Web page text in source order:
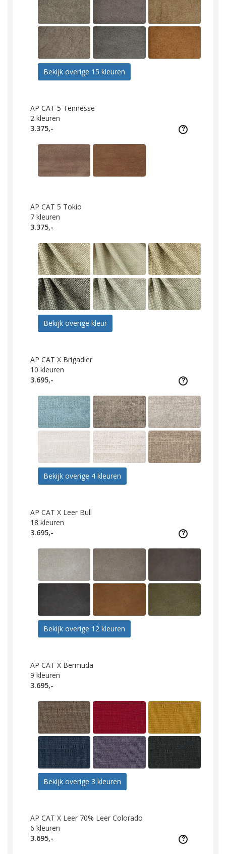
Bekijk overige 15 kleuren
AP CAT 5 Tennesse
2 kleuren
3.375,-
AP CAT 5 Tokio
7 kleuren
3.375,-
Bekijk overige kleur
AP CAT X Brigadier
10 kleuren
3.695,-
Bekijk overige 4 kleuren
AP CAT X Leer Bull
18 kleuren
3.695,-
Bekijk overige 12 kleuren
AP CAT X Bermuda
9 kleuren
3.695,-
Bekijk overige 3 kleuren
AP CAT X Leer 70% Leer Colorado
6 kleuren
3.695,-